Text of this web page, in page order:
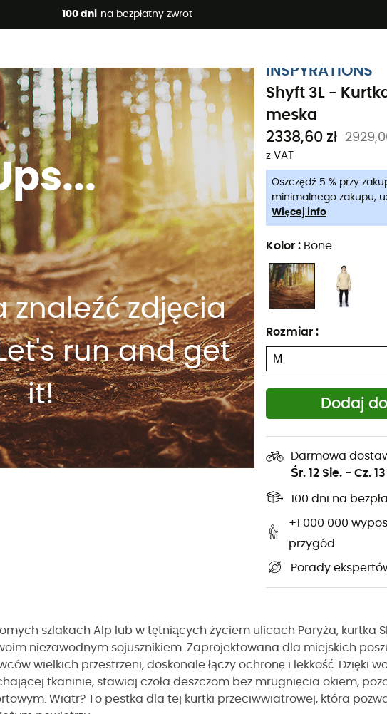
100 dni na bezpłatny zwrot
🔥 -5% DODATKOWO przy zakupie 2 produktów*, kod Summer5
znaleźć zdjęcia
run and get
it!
INSPYRATIONS
Shyft 3L -
meska
2338,60 zł
z VAT
Oszczędź 5 % przy
minimalnego zakupu,
Więcej info
Kolor : Bone
Rozmiar :
Dodaj
Darmowa
Śr. 12 Sie. - Cz.
100 dni na
+1 000 000
przygód
Porady
szlakach Alp lub w tętniących życiem ulicach Paryża, kurtka
niezawodnym sojusznikiem. Zaprojektowana dla miejskich
wielkich przestrzeni, doskonale łączy ochronę i lekkość. Dzięki
tkaninie, stawiaj czoła deszczom bez mrugnięcia okiem,
Wiatr? To pestka dla tej kurtki przeciwwiatrowej, która